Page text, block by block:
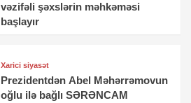
vəzifəli şəxslərin məhkəməsi
başlayır
Xarici siyasət
Prezidentdən Abel Məhərrəmovun
oğlu ilə bağlı SƏRƏNCAM